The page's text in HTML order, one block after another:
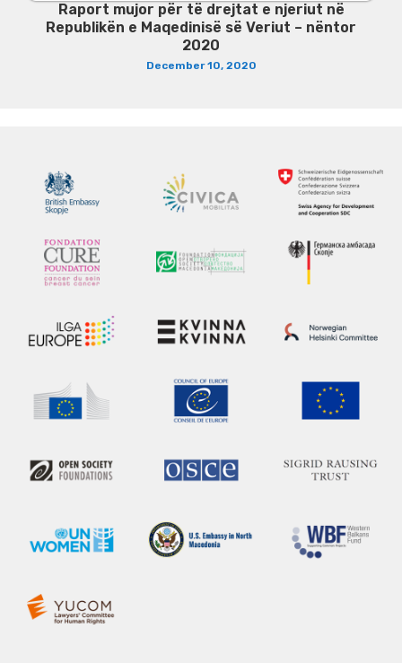
Raport mujor për të drejtat e njeriut në
Republikën e Maqedinisë së Veriut – nëntor
2020
December 10, 2020